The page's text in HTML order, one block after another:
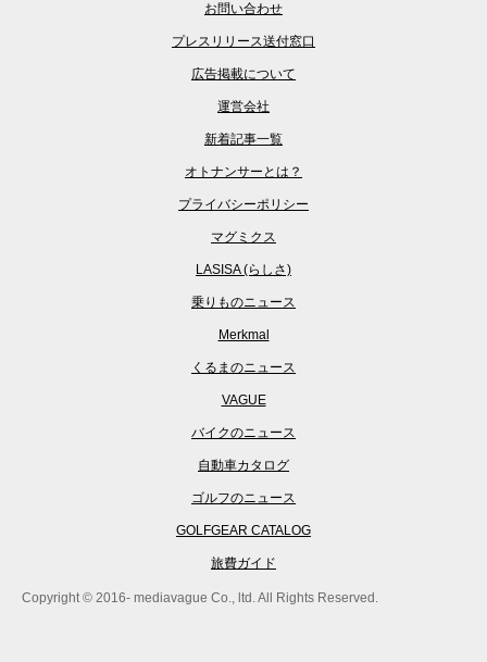
お問い合わせ
プレスリリース送付窓口
広告掲載について
運営会社
新着記事一覧
オトナンサーとは？
プライバシーポリシー
マグミクス
LASISA (らしさ)
乗りものニュース
Merkmal
くるまのニュース
VAGUE
バイクのニュース
自動車カタログ
ゴルフのニュース
GOLFGEAR CATALOG
旅費ガイド
Copyright © 2016- mediavague Co., ltd. All Rights Reserved.